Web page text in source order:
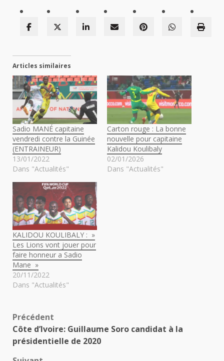
Articles similaires
Sadio MANÉ capitaine
vendredi contre la Guinée
(ENTRAINEUR)
13/01/2022
Dans "Actualités"
Carton rouge : La bonne
nouvelle pour capitaine
Kalidou Koulibaly
02/01/2026
Dans "Actualités"
KALIDOU KOULIBALY : »
Les Lions vont jouer pour
faire honneur a Sadio
Mane »
20/11/2022
Dans "Actualités"
Navigation
d’article
Précédent
Côte d’Ivoire: Guillaume Soro candidat à la
présidentielle de 2020